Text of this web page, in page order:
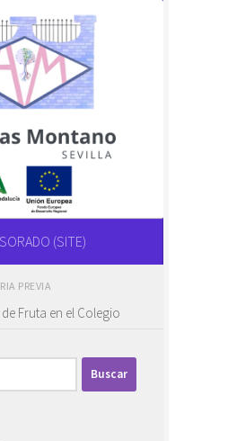
(SITE)
PREVIA
Fruta en el Colegio